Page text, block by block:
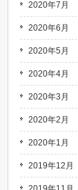
2020年7月
2020年6月
2020年5月
2020年4月
2020年3月
2020年2月
2020年1月
2019年12月